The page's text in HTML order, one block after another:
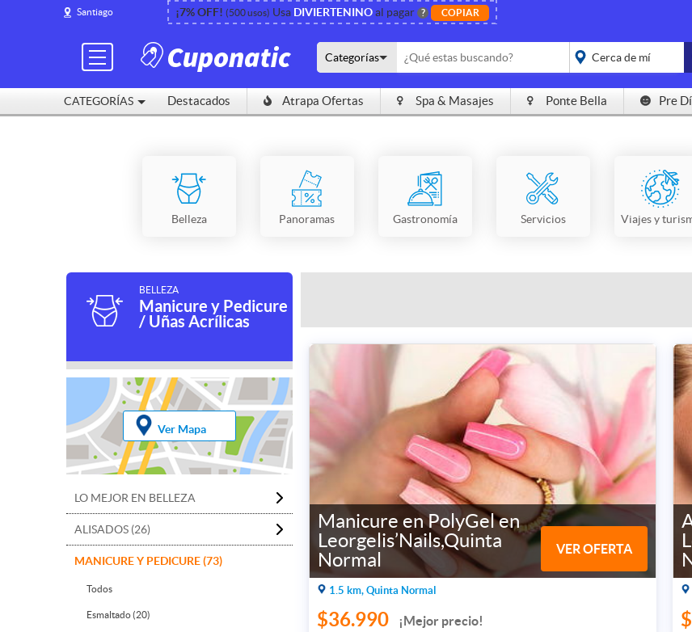
Santiago ¡7% OFF! (500 usos) Usa DIVIERTENINOal pagar ? COPIAR
CATEGORÍAS
Categorías
placeholder="Todo el
Destacados Atrapa Ofertas Spa & Masajes Ponte Bella Pre
Belleza Panoramas Gastronomía Servicios Viajes y
BELLEZA
Manicure y Pedicure
/ Uñas Acrílicas
Ver Mapa
LO MEJOR EN BELLEZA
ALISADOS (26)
MANICURE Y PEDICURE (73)
Todos
Esmaltado (20)
Manicure en PolyGel en
Leorgelis’Nails,Quinta
Normal
VER OFERTA
1.5 km, Quinta Normal
$36.990 ¡Mejor precio!